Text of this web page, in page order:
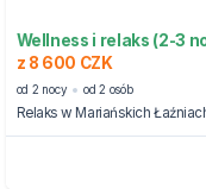
Wellness i relaks (2-3
z 8 600 CZK
od 2 nocy od 2 osób
Relaks w Mariańskich